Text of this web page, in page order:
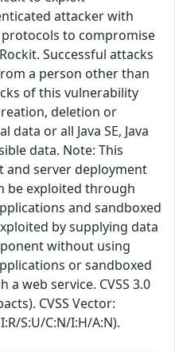
attacker with
to compromise
Successful attacks
a person other than
of this vulnerability
deletion or
or all Java SE, Java
data. Note: This
and server deployment
be exploited through
and sandboxed
by supplying data
without using
or sandboxed
a web service. CVSS 3.0
CVSS Vector:
S:U/C:N/I:H/A:N).